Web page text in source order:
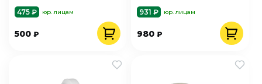
475 ₽ юр. лицам
500 ₽
931 ₽
юр. лицам
980₽